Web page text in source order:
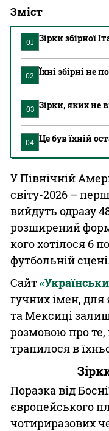
Зміст
01 Зірки збірної
02 Їхні збірні не
03 Зірки, яких не
04 Це був їхній
У Північній
світу-2026 –
вийдуть одразу
розширений
кого хотілося б
футбольній сцені.
Сайт
гучних імен, для
та Мексиці
розмовою про
трапилося в
Поразка від
європейського
чотириразових